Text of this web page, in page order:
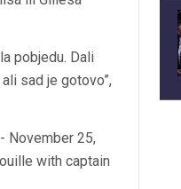
pobjedu. Dali
sad je gotovo”,